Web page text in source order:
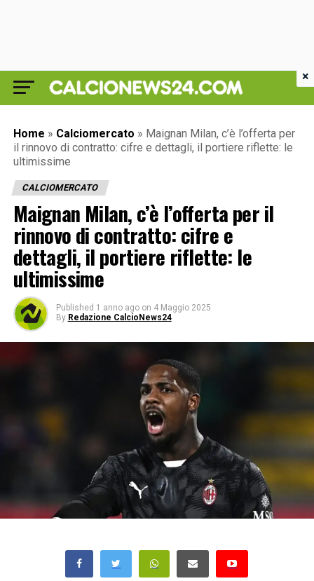
Home » Calciomercato » Maignan Milan, c’è l’offerta per
il rinnovo di contratto: cifre e dettagli, il portiere riflette: le
ultimissime
CALCIOMERCATO
Maignan Milan, c’è l’offerta per il
rinnovo di contratto: cifre e
dettagli, il portiere riflette: le
ultimissime
Published 1 anno ago on 4 Maggio 2025
By Redazione CalcioNews24
×